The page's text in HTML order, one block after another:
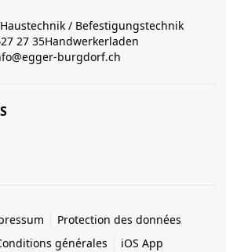
Haustechnik / Befestigungstechnik
27 35Handwerkerladen
burgdorf.ch
Protection des données
générales
iOS App